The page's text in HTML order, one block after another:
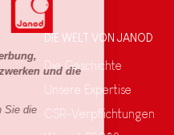
Werbung,
Netzwerken und die
Sie die
DIE WELT VON JANOD
Die Geschichte
Unsere Expertise
CSR-Verpflichtungen